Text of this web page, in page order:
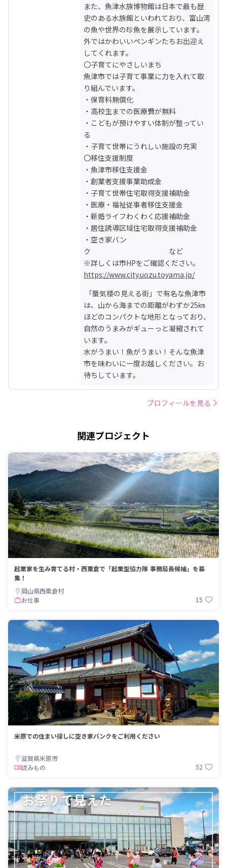
また、魚津水族博物館は日本で最も歴
史のある水族館といわれており、富山湾
の魚や世界の珍魚を展示しています。
外ではかわいいペンギンたちお出迎え
してくれます。
〇子育てにやさしいまち
魚津市では子育て事業に力を入れて取
り組んでいます。
・保育料無償化
・高校生までの医療費が無料
・こどもが預けやすい体制が整ってい
る
・子育て世帯にうれしい施設の充実
〇移住支援制度
・魚津市移住支援金
・創業者支援事業助成金
・子育て世帯住宅取得支援補助金
・医療・福祉従事者移住支援金
・新婚ライフわくわく応援補助金
・居住誘導区域住宅取得支援補助金
・空き家バン
ク　　　　　　　　　　　など
https://www.city.uozu.toyama.jp/
は、山から海までの距離がわずか25㎞
ほどのコンパクトな地形となっており、
自然のうまみがギューっと凝縮されて
います。
水がうまい！魚がうまい！そんな魚津
市を味わいに一度お越しください。お
待ちしています。
プロフィールを見る
関連プロジェクト
起業家を生み育てる村・西粟倉で「起業型協力隊 事務局長候補」を募
集！
岡山県西粟倉村
お仕事
15
米原での住まい探しに空き家バンクをご利用ください
滋賀県米原市
読みもの
52